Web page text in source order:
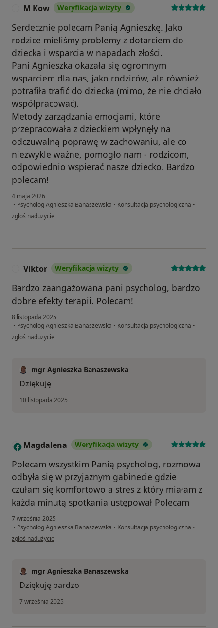
M Kow Weryfikacja wizyty
Serdecznie polecam Panią Agnieszkę. Jako
rodzice mieliśmy problemy z dotarciem do
dziecka i wsparcia w napadach złości.
Pani Agnieszka okazała się ogromnym
wsparciem dla nas, jako rodziców, ale również
potrafiła trafić do dziecka (mimo, że nie chciało
współpracować).
Metody zarządzania emocjami, które
przepracowała z dzieckiem wpłynęły na
odczuwalną poprawę w zachowaniu, ale co
niezwykle ważne, pomogło nam - rodzicom,
odpowiednio wspierać nasze dziecko. Bardzo
polecam!
4 maja 2026
• Psycholog Agnieszka Banaszewska • Konsultacja psychologiczna •
w opinii użytkownika M Kow
zgłoś nadużycie
Viktor Weryfikacja wizyty
Bardzo zaangażowana pani psycholog, bardzo
dobre efekty terapii. Polecam!
8 listopada 2025
• Psycholog Agnieszka Banaszewska • Konsultacja psychologiczna •
w opinii użytkownika Viktor
zgłoś nadużycie
mgr Agnieszka Banaszewska
Dziękuję
10 listopada 2025
M Magdalena Weryfikacja wizyty
Polecam wszystkim Panią psycholog, rozmowa
odbyła się w przyjaznym gabinecie gdzie
czułam się komfortowo a stres z który miałam z
każda minutą spotkania ustępował Polecam
7 września 2025
• Psycholog Agnieszka Banaszewska • Konsultacja psychologiczna •
w opinii użytkownika Magdalena
zgłoś nadużycie
mgr Agnieszka Banaszewska
Dziękuję bardzo
7 września 2025